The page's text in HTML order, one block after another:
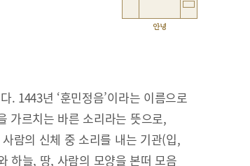
안녕
. 1443년 ‘훈민정음’이라는 이름으로
가르치는 바른 소리라는 뜻으로,
람의 신체 중 소리를 내는 기관(입,
하늘, 땅, 사람의 모양을 본떠 모음